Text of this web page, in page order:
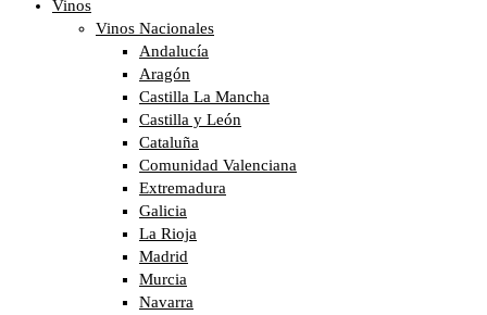
Vinos
Vinos Nacionales
Andalucía
Aragón
Castilla La Mancha
Castilla y León
Cataluña
Comunidad Valenciana
Extremadura
Galicia
La Rioja
Madrid
Murcia
Navarra